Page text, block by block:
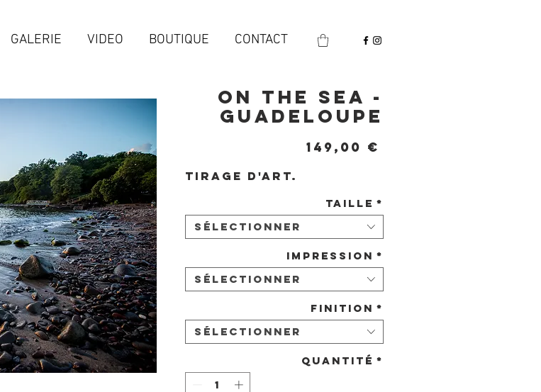
GALERIE VIDEO BOUTIQUE CONTACT
On the sea -
Guadeloupe
149,00 €
Tirage d'art.
Taille *
Sélectionner
Impression *
Sélectionner
Finition *
Sélectionner
Quantité *